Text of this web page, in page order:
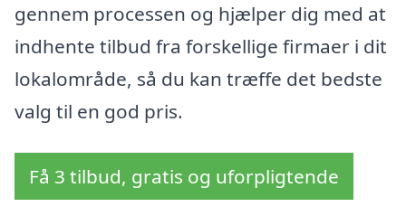
gennem processen og hjælper dig med at
indhente tilbud fra forskellige firmaer i dit
lokalområde, så du kan træffe det bedste
valg til en god pris.
Få 3 tilbud, gratis og uforpligtende